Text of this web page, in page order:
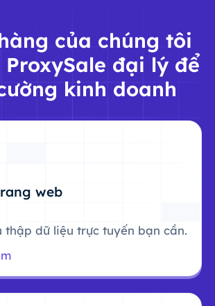
của chúng tôi
ProxySale đại lý để
kinh doanh
web
thập dữ liệu trực tuyến bạn cần.